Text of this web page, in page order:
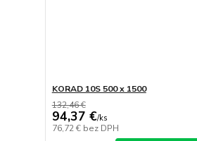
KORAD 10S 500 x 1500
132,46 €
94,37 €/ks
76,72 € bez DPH